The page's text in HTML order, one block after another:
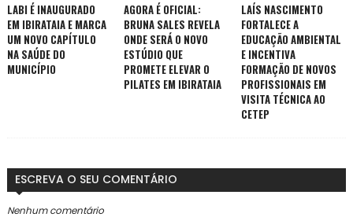
LABI É INAUGURADO
EM IBIRATAIA E MARCA
UM NOVO CAPÍTULO
NA SAÚDE DO
MUNICÍPIO
AGORA É OFICIAL:
BRUNA SALES REVELA
ONDE SERÁ O NOVO
ESTÚDIO QUE
PROMETE ELEVAR O
PILATES EM IBIRATAIA
LAÍS NASCIMENTO
FORTALECE A
EDUCAÇÃO AMBIENTAL
E INCENTIVA
FORMAÇÃO DE NOVOS
PROFISSIONAIS EM
VISITA TÉCNICA AO
CETEP
ESCREVA O SEU COMENTÁRIO
Nenhum comentário